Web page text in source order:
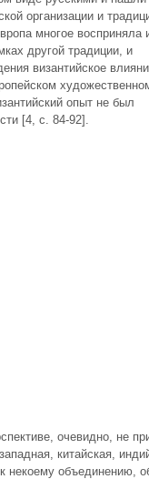
организации и
многое восприняла
другой традиции, и
византийское
опыт не был
[4, с. 84-92].
очевидно, не
китайская,
некоему объединению,